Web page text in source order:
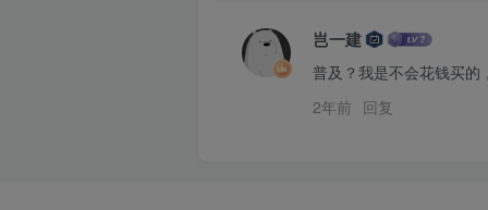
岂一建
普及？我是不会花钱买的
2年前 回复